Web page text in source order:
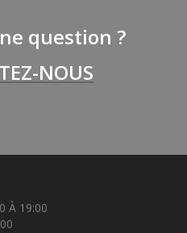
question ?
NOUS
À 19:00